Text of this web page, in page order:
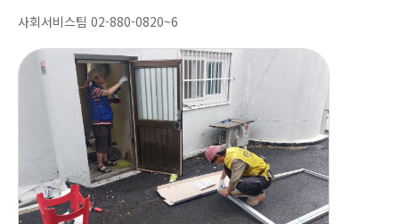
사회서비스팀 02-880-0820~6